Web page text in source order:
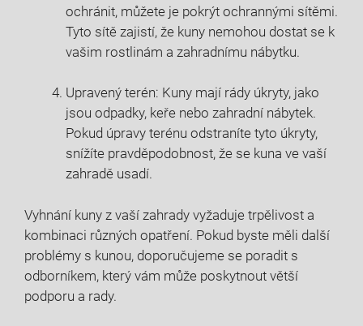
ochránit, můžete je pokrýt ochrannými sítěmi.
Tyto sítě zajistí, že kuny nemohou dostat se k
vašim rostlinám a zahradnímu nábytku.
Upravený terén: Kuny mají rády úkryty, jako
jsou odpadky, keře nebo zahradní nábytek.
Pokud úpravy terénu odstraníte tyto úkryty,
snížíte pravděpodobnost, že se kuna ve vaší
zahradě usadí.
Vyhnání kuny z vaší zahrady vyžaduje trpělivost a
kombinaci různých opatření. Pokud byste měli další
problémy s kunou, doporučujeme se poradit s
odborníkem, který vám může poskytnout větší
podporu a rady.